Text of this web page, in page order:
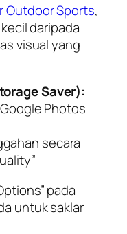
Outdoor Sports,
daripada
visual yang
Saver):
Photos
secara
pada
untuk saklar